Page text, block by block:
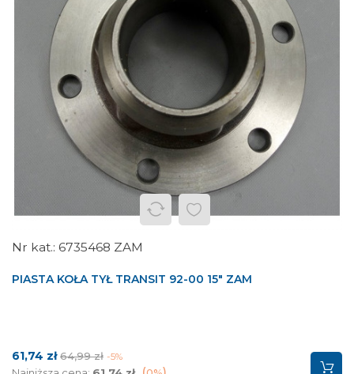
6735468 ZAM
PIASTA KOŁA TYŁ TRANSIT 92-00 15" ZAM
Cena
61,74 zł Cena
podstawowa
64,99 zł -5%